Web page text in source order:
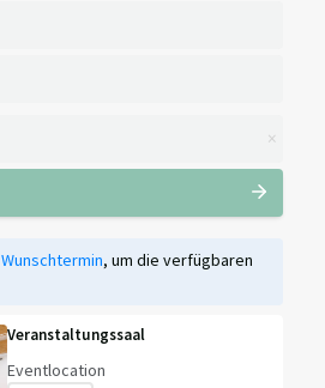
×
Wunschtermin, um die verfügbaren
Veranstaltungssaal
Eventlocation